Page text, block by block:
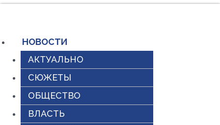
содержимому
НОВОСТИ
АКТУАЛЬНО
СЮЖЕТЫ
ОБЩЕСТВО
ВЛАСТЬ